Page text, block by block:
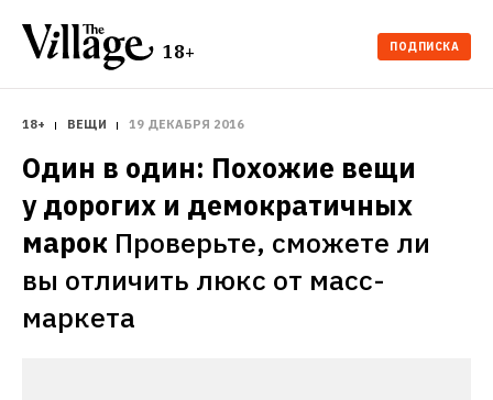
18+ ПОДПИСКА
18+ ВЕЩИ 19 ДЕКАБРЯ 2016
Один в один: Похожие вещи
у дорогих и демократичных
марок Проверьте, сможете ли
вы отличить люкс от масс-
маркета